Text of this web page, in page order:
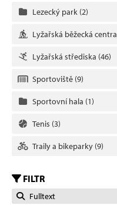
Lezecký park (2)
Lyžařská běžecká centra
Lyžařská střediska (46)
Sportoviště (9)
Sportovní hala (1)
Tenis (3)
Traily a bikeparky (9)
FILTR
Fulltext